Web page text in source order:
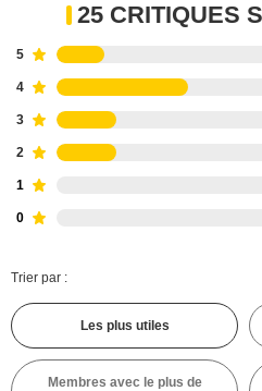
25 CRITIQUES
5
4
3
2
1
0
Trier par :
Les plus utiles
Membres avec le plus de